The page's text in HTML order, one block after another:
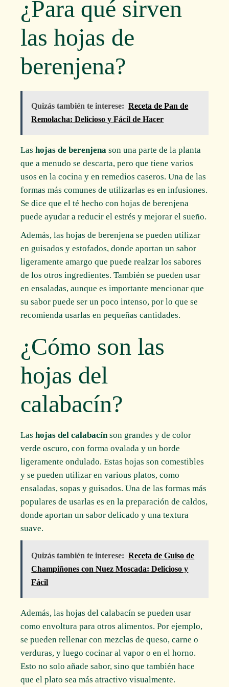
¿Para qué sirven
las hojas de
berenjena?
Quizás también te interese: Receta de Pan de
Remolacha: Delicioso y Fácil de Hacer
Lashojas de berenjena son una parte de la planta
que a menudo se descarta, pero que tiene varios
usos en la cocina y en remedios caseros. Una de las
formas más comunes de utilizarlas es en infusiones.
Se dice que el té hecho con hojas de berenjena
puede ayudar a reducir el estrés y mejorar el sueño.
Además, las hojas de berenjena se pueden utilizar
en guisados y estofados, donde aportan un sabor
ligeramente amargo que puede realzar los sabores
de los otros ingredientes. También se pueden usar
en ensaladas, aunque es importante mencionar que
su sabor puede ser un poco intenso, por lo que se
recomienda usarlas en pequeñas cantidades.
¿Cómo son las
hojas del
calabacín?
Lashojas del calabacín son grandes y de color
verde oscuro, con forma ovalada y un borde
ligeramente ondulado. Estas hojas son comestibles
y se pueden utilizar en various platos, como
ensaladas, sopas y guisados. Una de las formas más
populares de usarlas es en la preparación de caldos,
donde aportan un sabor delicado y una textura
suave.
Quizás también te interese: Receta de Guiso de
Champiñones con Nuez Moscada: Delicioso y
Fácil
Además, las hojas del calabacín se pueden usar
como envoltura para otros alimentos. Por ejemplo,
se pueden rellenar con mezclas de queso, carne o
verduras, y luego cocinar al vapor o en el horno.
Esto no solo añade sabor, sino que también hace
que el plato sea más atractivo visualmente.